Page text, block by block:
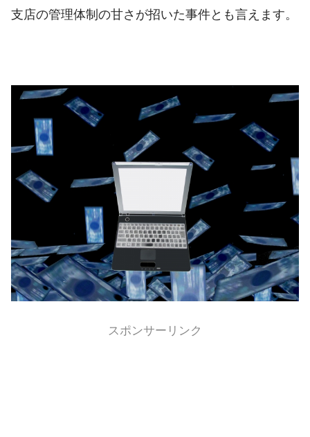
支店の管理体制の甘さが招いた事件とも言えます。
スポンサーリンク